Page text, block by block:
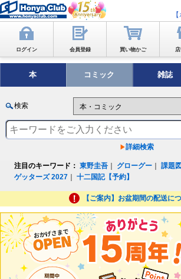
ログイン 会員登録 買い物かご
本 コミック 雑誌
検索
詳細検索
注目のキーワード： 東野圭吾 グローグー ｜課題
ゲッターズ 2027 ｜十二国記【予約】
【ご案内】お盆期間の配送に